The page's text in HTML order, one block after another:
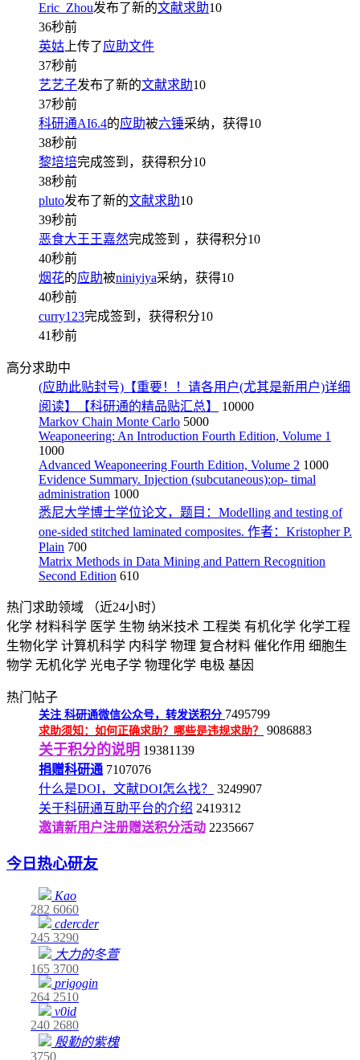
Eric_Zhou发布了新的文献求助10
36秒前
英姑 上传了应助文件
37秒前
艺艺子发布了新的文献求助10
37秒前
科研通AI6.4的应助被六锤采纳，获得10
38秒前
黎培培完成签到，获得积分10
38秒前
pluto发布了新的文献求助10
39秒前
恶食大王王嘉然完成签到 ，获得积分10
40秒前
烟花的应助被niniyiya采纳，获得10
40秒前
curry123完成签到，获得积分10
41秒前
高分求助中
(应助此贴封号)【重要！！请各用户(尤其是新用户)详细
阅读】【科研通的精品贴汇总】
10000
Markov Chain Monte Carlo 5000
Weaponeering: An Introduction Fourth Edition, Volume 1
1000
Advanced Weaponeering Fourth Edition, Volume 2 1000
Evidence Summary. Injection (subcutaneous):op- timal
administration 1000
悉尼大学博士学位论文，题目：Modelling and testing of
one-sided stitched laminated composites. 作者：Kristopher P.
Plain 700
Matrix Methods in Data Mining and Pattern Recognition
Second Edition 610
热门求助领域
（近24小时）
化学 材料科学 医学 生物 纳米技术 工程类 有机化学 化学工程
生物化学 计算机科学 内科学 物理 复合材料 催化作用 细胞生
物学 无机化学 光电子学 物理化学 电极 基因
热门帖子
关注 科研通微信公众号，转发送积分 7495799
求助须知：如何正确求助？哪些是违规求助？ 9086883
关于积分的说明 19381139
捐赠科研通 7107076
什么是DOI，文献DOI怎么找？
3249907
关于科研通互助平台的介绍 2419312
邀请新用户注册赠送积分活动 2235667
今日热心研友
Kao
282 6060
cdercder
245 3290
大力的冬萱
165 3700
prigogin
264 2510
v0id
240 2680
殷勤的紫槐
3750